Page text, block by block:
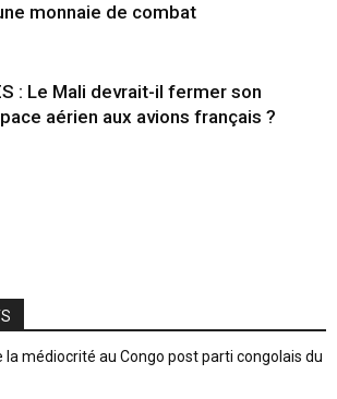
monnaie de combat
: Le Mali devrait-il fermer son
aérien aux avions français ?
la médiocrité au Congo post parti congolais du